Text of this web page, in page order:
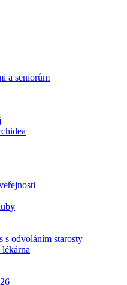
a seniorům
s odvoláním starosty